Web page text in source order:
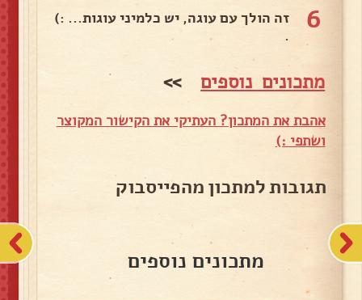
6
זה הולך עם עוגה, יש כלמיני עוגות... :)
.
מתכונים נוספים >>
אהבת את המתכון? העתיקי את הקישור המקוצר
ושתפי :)
תגובות למתכון מהפייסבוק
מתכונים נוספים